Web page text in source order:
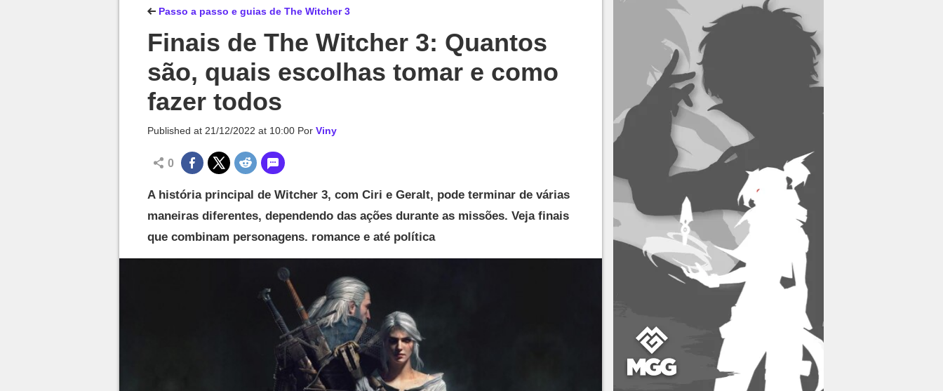
Passo a passo e guias de The Witcher 3
Finais de The Witcher 3: Quantos
são, quais escolhas tomar e como
fazer todos
Published at 21/12/2022 at 10:00 Por Viny
0
A história principal de Witcher 3, com Ciri e Geralt, pode terminar de várias
maneiras diferentes, dependendo das ações durante as missões. Veja finais
que combinam personagens. romance e até política